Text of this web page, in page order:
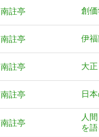
南註亭 創
南註亭 伊
南註亭 大
南註亭 日
南註亭
人
を